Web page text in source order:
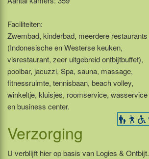
Faciliteiten:
Zwembad, kinderbad, meerdere restaurants
(Indonesische en Westerse keuken,
visrestaurant, zeer uitgebreid ontbijtbuffet),
poolbar, jacuzzi, Spa, sauna, massage,
fitnessruimte, tennisbaan, beach volley,
winkeltje, kluisjes, roomservice, wasservice
en business center.
Verzorging
U verblijft hier op basis van Logies & Ontbijt.